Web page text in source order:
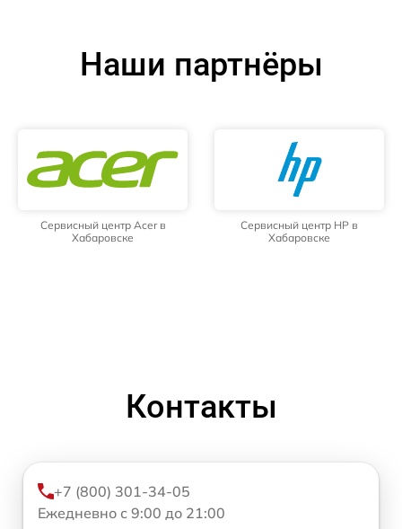
Наши партнёры
Сервисный центр Acer в
Хабаровске
Сервисный центр HP в
Хабаровске
Контакты
+7 (800) 301-34-05
Ежедневно с 9:00 до 21:00